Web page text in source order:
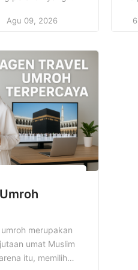
luar biasa
kalangan
pendidikan
saja dan di
batasan waktu
Agu 09, 2026
merupakan
umat Muslim
itu, memilih